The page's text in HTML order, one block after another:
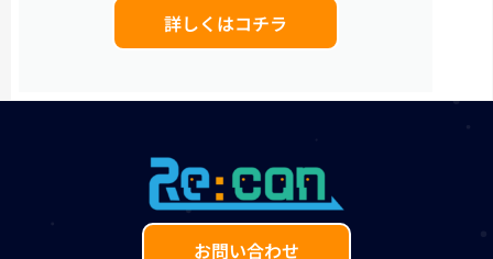
詳しくはコチラ
お問い合わせ